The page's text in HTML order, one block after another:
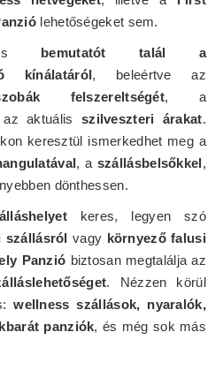
lehetőségeket sem.
bemutatót talál a
kínálatáról, beleértve az
felszereltségét, a
aktuális szilveszteri árakat.
keresztül ismerkedhet meg a
, a szállásbelsőkkel,
dönthessen.
keres, legyen szó
szállásról vagy környező falusi
Panzió biztosan megtalálja az
. Nézzen körül
wellness szállások, nyaralók,
panziók, és még sok más